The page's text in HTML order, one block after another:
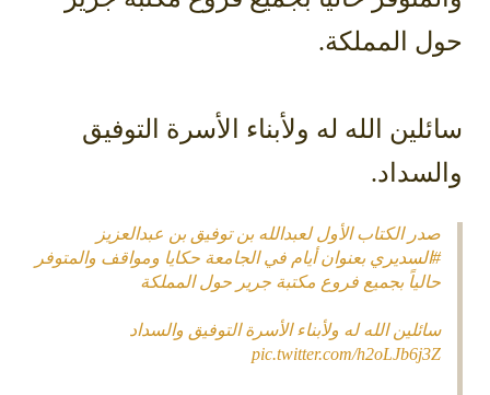
المملكة.
الله له ولأبناء الأسرة التوفيق
الكتاب الأول لعبدالله بن توفيق بن عبدالعزيز
بعنوان أيام في الجامعة حكايا ومواقف والمتوفر
بجميع فروع مكتبة جرير حول المملكة
الله له ولأبناء الأسرة التوفيق والسداد
pic.twitter.com/